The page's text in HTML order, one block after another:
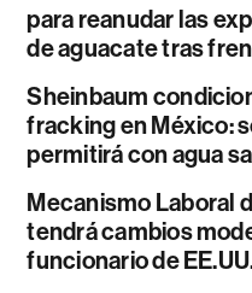
para reanudar las
de aguacate tras
Sheinbaum
fracking en México:
permitirá con agua
Mecanismo Laboral
tendrá cambios
funcionario de